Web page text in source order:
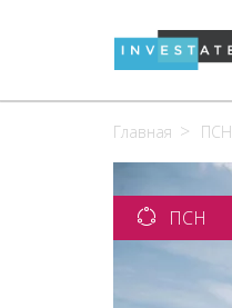
Главная ПСН
ПСН